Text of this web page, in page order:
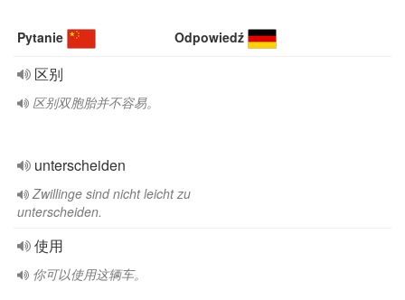
Pytanie Odpowiedź
区别
区别双胞胎并不容易。
unterscheiden
Zwillinge sind nicht leicht zu
unterscheiden.
使用
你可以使用这辆车。